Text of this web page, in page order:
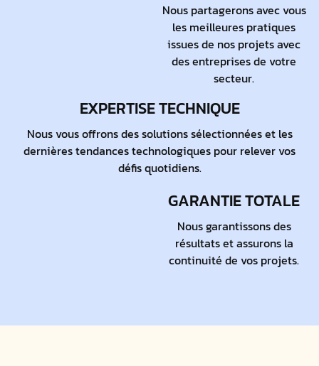
Nous partagerons avec vous
les meilleures pratiques
issues de nos projets avec
des entreprises de votre
secteur.
EXPERTISE TECHNIQUE
Nous vous offrons des solutions sélectionnées et les
dernières tendances technologiques pour relever vos
défis quotidiens.
GARANTIE TOTALE
Nous garantissons des
résultats et assurons la
continuité de vos projets.